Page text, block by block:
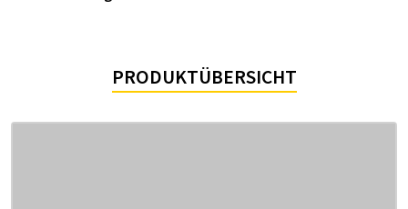
PRODUKTÜBERSICHT